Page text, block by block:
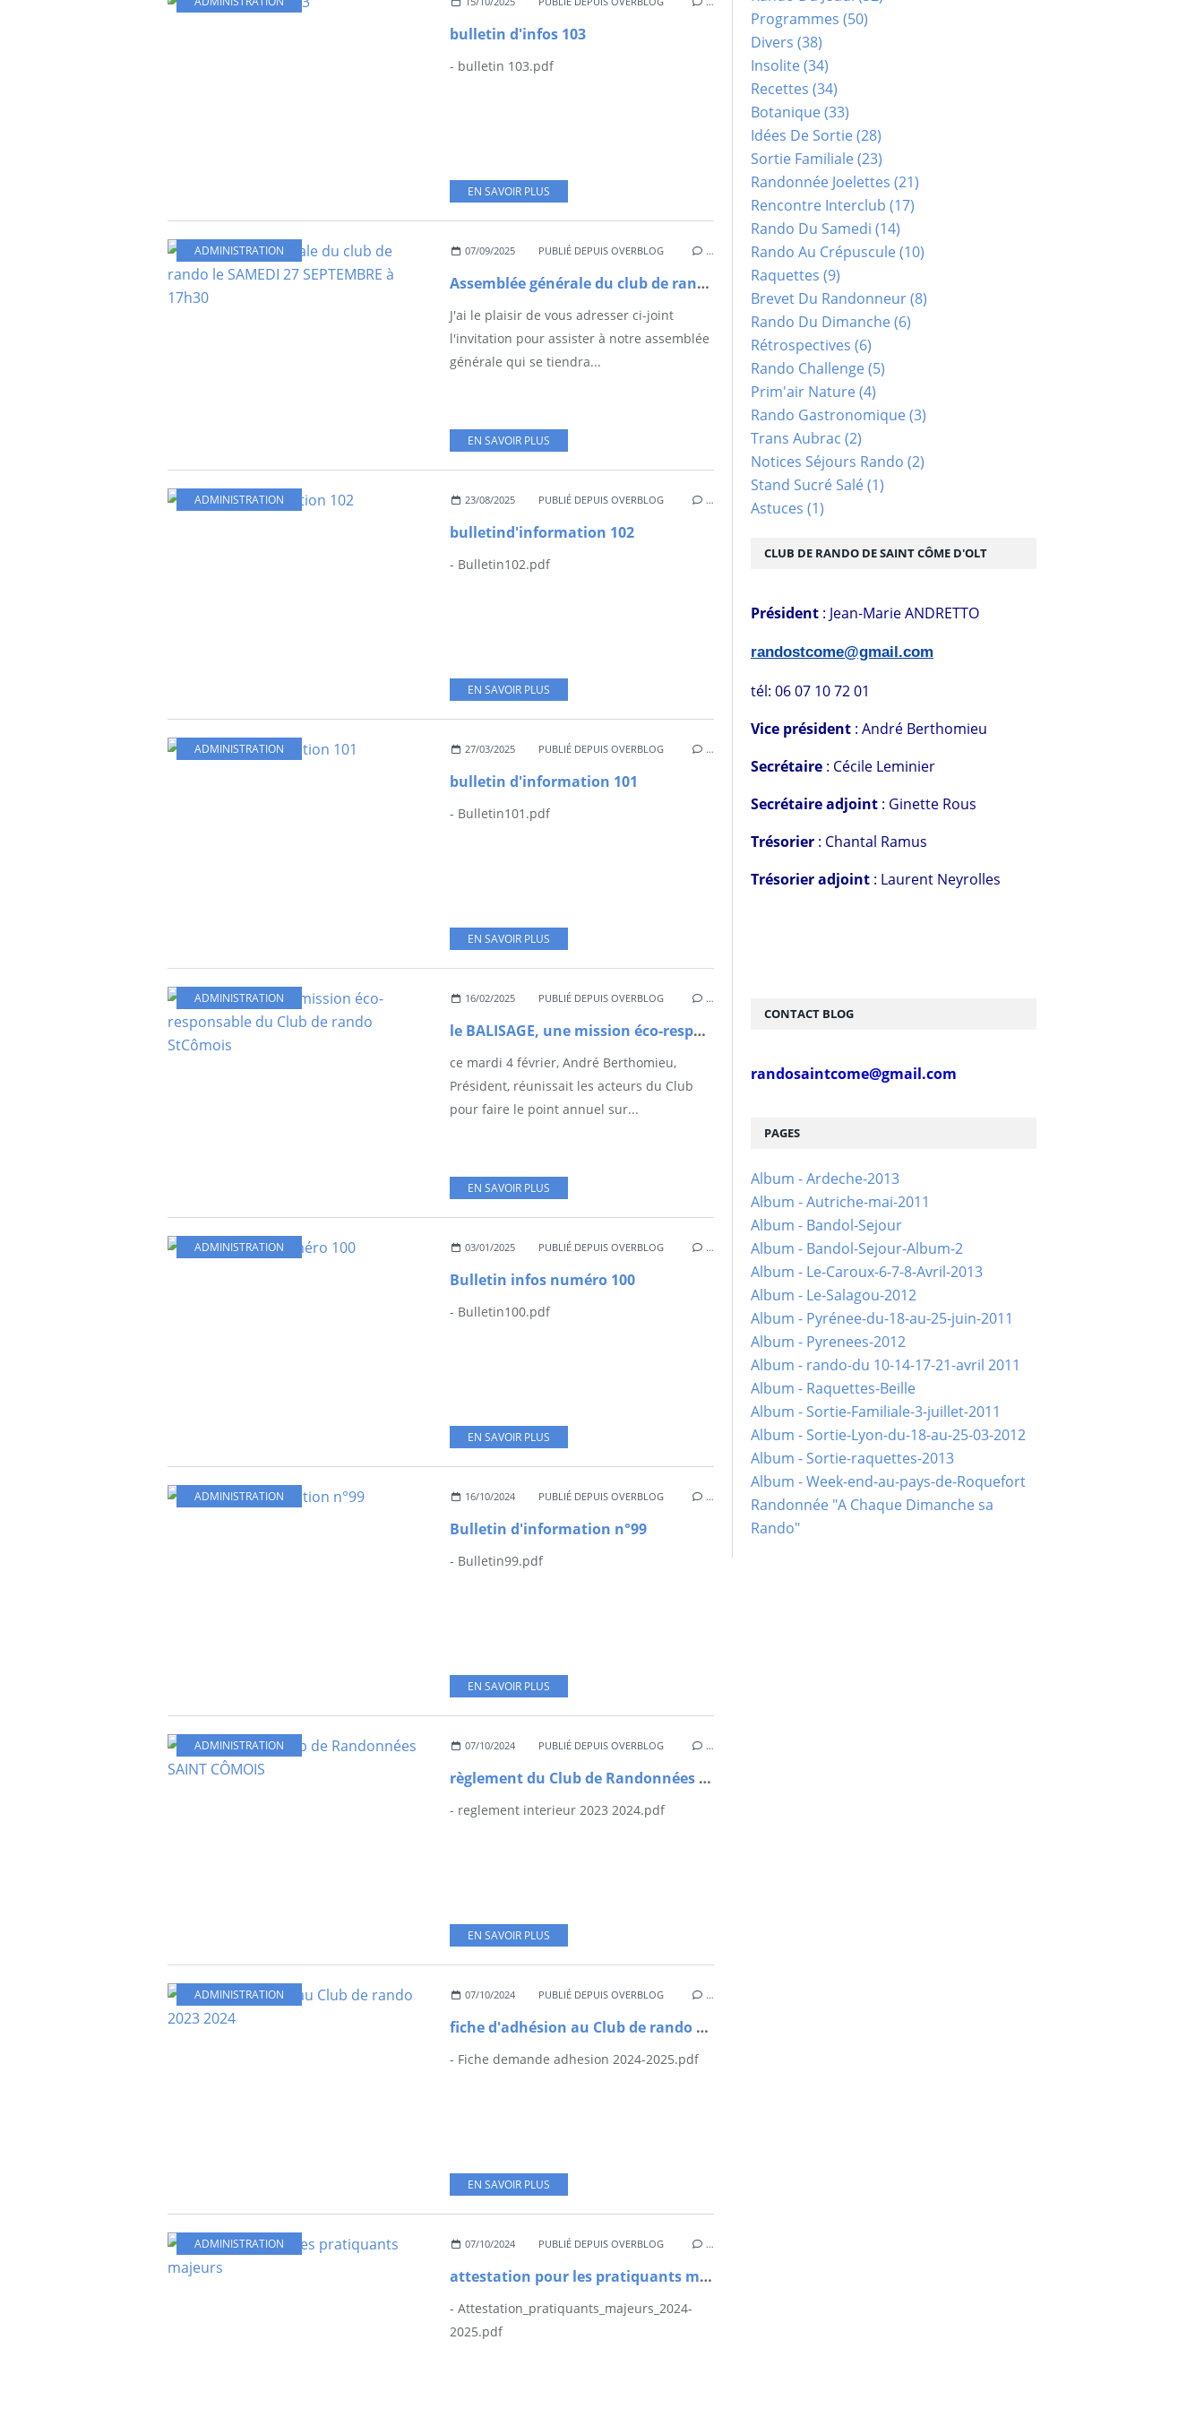
bulletin d'infos 103
- bulletin 103.pdf
EN SAVOIR PLUS
ADMINISTRATION 07/09/2025 PUBLIÉ DEPUIS OVERBLOG …
Assemblée générale du club de rando le SAMEDI 27 SEPTEMBRE à 17h30
J'ai le plaisir de vous adresser ci-joint
l'invitation pour assister à notre assemblée
générale qui se tiendra...
EN SAVOIR PLUS
ADMINISTRATION 23/08/2025 PUBLIÉ DEPUIS OVERBLOG …
bulletind'information 102
- Bulletin102.pdf
EN SAVOIR PLUS
ADMINISTRATION 27/03/2025 PUBLIÉ DEPUIS OVERBLOG …
bulletin d'information 101
- Bulletin101.pdf
EN SAVOIR PLUS
ADMINISTRATION 16/02/2025 PUBLIÉ DEPUIS OVERBLOG …
le BALISAGE, une mission éco-responsable du Club de rando StCômois
ce mardi 4 février, André Berthomieu,
Président, réunissait les acteurs du Club
pour faire le point annuel sur...
EN SAVOIR PLUS
ADMINISTRATION 03/01/2025 PUBLIÉ DEPUIS OVERBLOG …
Bulletin infos numéro 100
- Bulletin100.pdf
EN SAVOIR PLUS
ADMINISTRATION 16/10/2024 PUBLIÉ DEPUIS OVERBLOG …
Bulletin d'information n°99
- Bulletin99.pdf
EN SAVOIR PLUS
ADMINISTRATION 07/10/2024 PUBLIÉ DEPUIS OVERBLOG …
règlement du Club de Randonnées SAINT CÔMOIS
- reglement interieur 2023 2024.pdf
EN SAVOIR PLUS
ADMINISTRATION 07/10/2024 PUBLIÉ DEPUIS OVERBLOG …
fiche d'adhésion au Club de rando 2023 2024
- Fiche demande adhesion 2024-2025.pdf
EN SAVOIR PLUS
ADMINISTRATION 07/10/2024 PUBLIÉ DEPUIS OVERBLOG …
attestation pour les pratiquants majeurs
- Attestation_pratiquants_majeurs_2024-
2025.pdf
PAGES
Album - Ardeche-2013
Album - Autriche-mai-2011
Album - Bandol-Sejour
Album - Bandol-Sejour-Album-2
Album - Le-Caroux-6-7-8-Avril-2013
Album - Le-Salagou-2012
Album - Pyrénee-du-18-au-25-juin-2011
Album - Pyrenees-2012
Album - rando-du 10-14-17-21-avril 2011
Album - Raquettes-Beille
Album - Sortie-Familiale-3-juillet-2011
Album - Sortie-Lyon-du-18-au-25-03-2012
Album - Sortie-raquettes-2013
Album - Week-end-au-pays-de-Roquefort
Randonnée "A Chaque Dimanche sa
Rando"
Programmes (50)
Divers (38)
Insolite(34)
Recettes (34)
Botanique(33)
Idées De Sortie(28)
Sortie Familiale(23)
Randonnée Joelettes (21)
Rencontre Interclub (17)
Rando Du Samedi (14)
Rando Au Crépuscule(10)
Raquettes (9)
Brevet Du Randonneur(8)
Rando Du Dimanche(6)
Rétrospectives (6)
Rando Challenge(5)
Prim'air Nature(4)
Rando Gastronomique(3)
Trans Aubrac (2)
Notices Séjours Rando (2)
Stand Sucré Salé(1)
Astuces (1)
CLUB DE RANDO DE SAINT CÔME D'OLT
Président : Jean-Marie ANDRETTO
randostcome@gmail.com
tél: 06 07 10 72 01
Vice président : André Berthomieu
Secrétaire : Cécile Leminier
Secrétaire adjoint : Ginette Rous
Trésorier : Chantal Ramus
Trésorier adjoint : Laurent Neyrolles
CONTACT BLOG
randosaintcome@gmail.com